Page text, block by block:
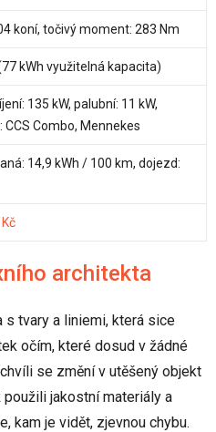
koní, točivý moment: 283 Nm
kWh využitelná kapacita)
135 kW, palubní: 11 kW,
CCS Combo, Mennekes
14,9 kWh / 100 km, dojezd:
architekta
s tvary a liniemi, která sice
očím, které dosud v žádné
se změní v utěšený objekt
jakostní materiály a
kam je vidět, zjevnou chybu.